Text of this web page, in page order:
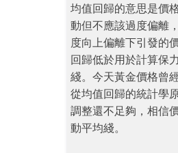
均值回歸的意思是價
動但不應該過度偏離
度向上偏離下引發的
回歸低於用於計算保
綫。今天黃金價格曾
從均值回歸的統計學
調整還不足夠，相信
動平均綫。